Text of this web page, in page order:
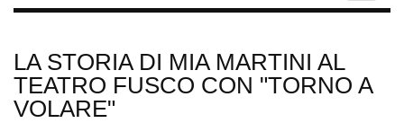
LA STORIA DI MIA MARTINI AL
TEATRO FUSCO CON "TORNO A
VOLARE"